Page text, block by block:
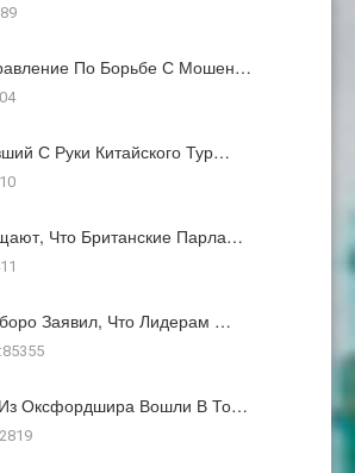
По Борьбе С Мошен…
С Руки Китайского Тур…
Что Британские Парла…
Заявил, Что Лидерам …
Из Оксфордшира Вошли В То…